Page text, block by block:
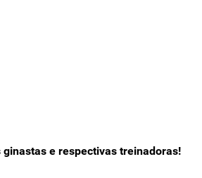
ginastas e respectivas treinadoras!